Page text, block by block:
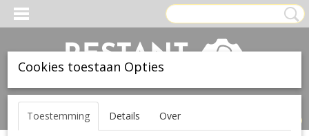
Inloggen Registreren
(0)
Cookies toestaan Opties
Toestemming Details Over